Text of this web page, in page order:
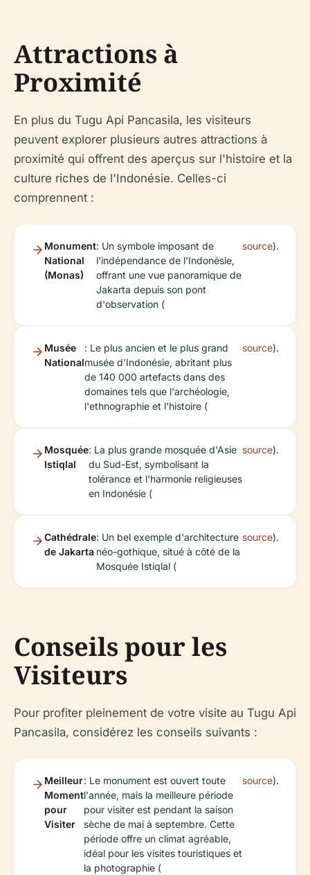
Attractions à
Proximité
En plus du Tugu Api Pancasila, les visiteurs
peuvent explorer plusieurs autres attractions à
proximité qui offrent des aperçus sur l'histoire et la
culture riches de l'Indonésie. Celles-ci
comprennent :
Monument
National
(Monas)
: Un symbole imposant de
l'indépendance de l'Indonésie,
offrant une vue panoramique de
Jakarta depuis son pont
d'observation (
source).
Musée
National
: Le plus ancien et le plus grand
musée d'Indonésie, abritant plus
de 140 000 artefacts dans des
domaines tels que l'archéologie,
l'ethnographie et l'histoire (
source).
Mosquée
Istiqlal
: La plus grande mosquée d'Asie
du Sud-Est, symbolisant la
tolérance et l'harmonie religieuses
en Indonésie (
source).
Cathédrale
de Jakarta
: Un bel exemple d'architecture
néo-gothique, situé à côté de la
Mosquée Istiqlal (
source).
Conseils pour les
Visiteurs
Pour profiter pleinement de votre visite au Tugu Api
Pancasila, considérez les conseils suivants :
Meilleur
Moment
pour
Visiter
: Le monument est ouvert toute
l'année, mais la meilleure période
pour visiter est pendant la saison
sèche de mai à septembre. Cette
période offre un climat agréable,
idéal pour les visites touristiques et
la photographie (
source).